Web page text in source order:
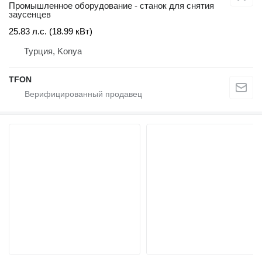
Промышленное оборудование - станок для снятия
заусенцев
25.83 л.с. (18.99 кВт)
Турция, Konya
TFON